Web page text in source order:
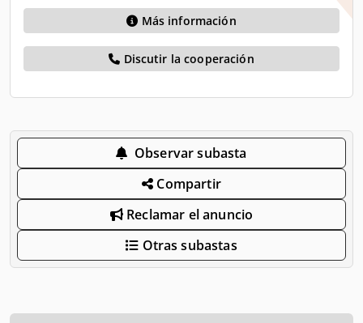
Más información
Discutir la cooperación
Observar subasta
Compartir
Reclamar el anuncio
Otras subastas